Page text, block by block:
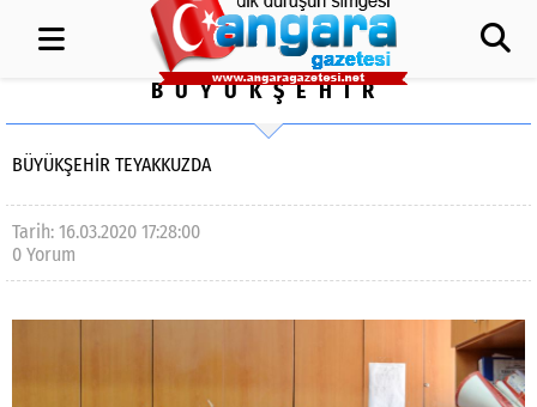
BÜYÜKŞEHİR
BÜYÜKŞEHİR TEYAKKUZDA
Tarih: 16.03.2020 17:28:00
0 Yorum